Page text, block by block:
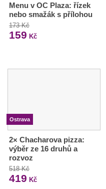
Menu v OC Plaza: řízek
nebo smažák s přílohou
173 Kč
159 Kč
Ostrava
2× Chacharova pizza:
výběr ze 16 druhů a
rozvoz
518 Kč
419 Kč